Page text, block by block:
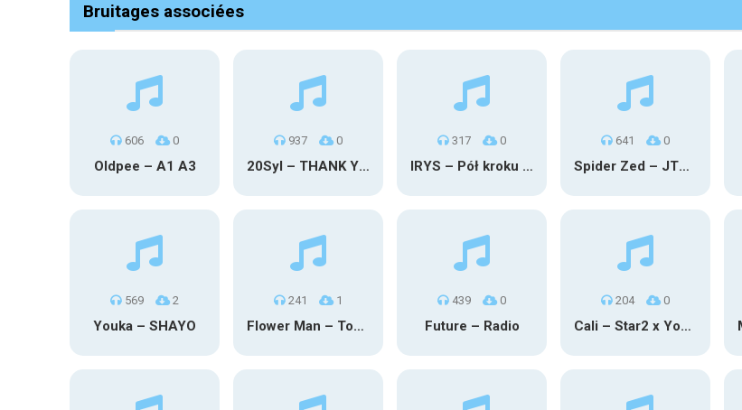
Bruitages associées
606 0
Oldpee – A1 A3
937 0
20Syl – THANK YOU
317 0
IRYS – Pół kroku stąd
641 0
Spider Zed – JTM OU TG
569 2
Youka – SHAYO
241 1
Flower Man – Toby Fox
439 0
Future – Radio
204 0
Cali – Star2 x Young Henny